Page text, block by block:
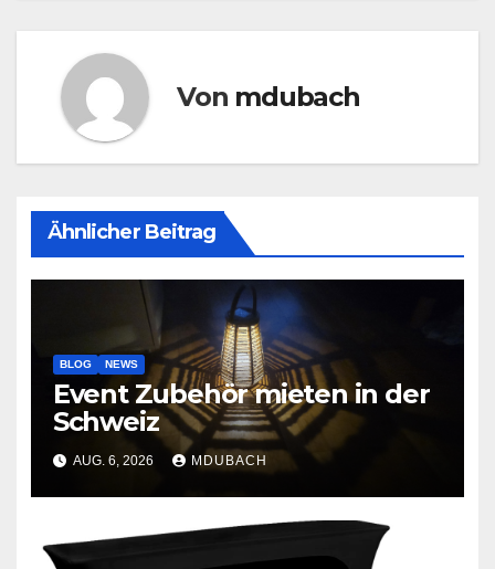
Von mdubach
Ähnlicher Beitrag
BLOG NEWS
Event Zubehör mieten in der
Schweiz
AUG. 6, 2026 MDUBACH